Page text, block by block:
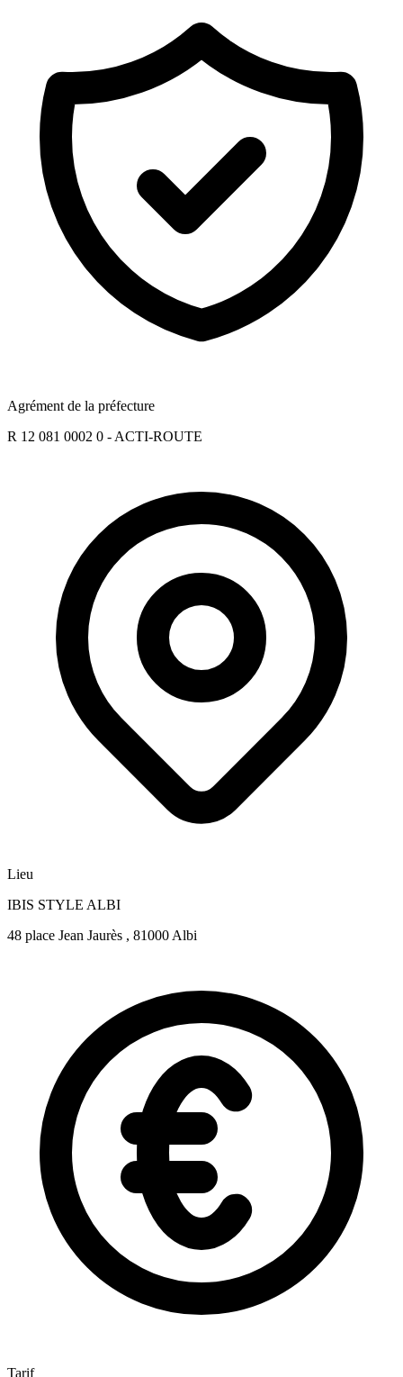
Agrément de la préfecture
R 12 081 0002 0 - ACTI-ROUTE
Lieu
IBIS STYLE ALBI
48 place Jean Jaurès , 81000 Albi
Tarif